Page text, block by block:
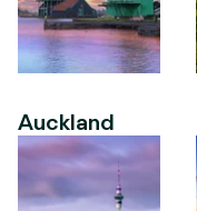
Auckland